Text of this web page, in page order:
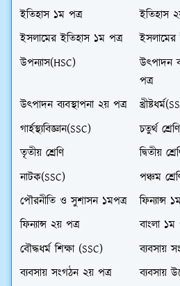
ইতিহাস ১ম পত্র
ইতিহাস
ইসলামের ইতিহাস ১ম পত্র
ইসলামের
উপন্যাস(HSC)
উৎপাদন
পত্র
উৎপাদন ব্যবস্থাপনা ২য় পত্র
গার্হস্থ্যবিজ্ঞান(SSC)
চতুর্থ শ্রেণি
তৃতীয় শ্রেণি
দ্বিতীয়
নাটক(SSC)
পঞ্চম
পৌরনীতি ও সুশাসন ১মপত্র
ফিন্যান্স
ফিন্যান্স ২য় পত্র
বাংলা
বৌদ্ধধর্ম শিক্ষা (SSC)
ব্যবসায়
ব্যবসায় সংগঠন ২য় পত্র
ব্যবসায়